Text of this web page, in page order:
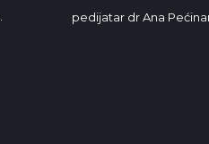
pedijatar dr Ana